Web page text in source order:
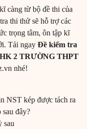
càng từ bộ đề thi của
thi thử sẽ hỗ trợ các
trọng tâm, ôn tập kĩ
Tải ngay Đề kiểm tra
HK 2 TRƯỜNG THPT
nhé!
NST kép được tách ra
đây?
sau